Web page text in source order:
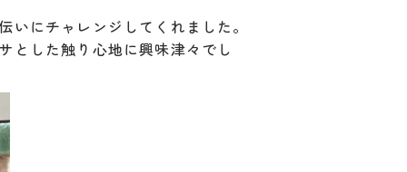
にチャレンジしてくれました。
とした触り心地に興味津々でし